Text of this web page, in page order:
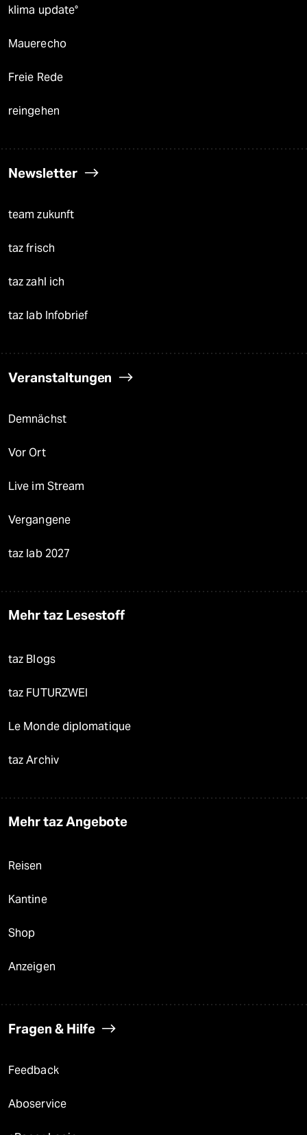
klima update°
Mauerecho
Freie Rede
reingehen
Newsletter
team zukunft
taz frisch
taz zahl ich
taz lab Infobrief
Veranstaltungen
Demnächst
Vor Ort
Live im Stream
Vergangene
taz lab 2027
Mehr taz Lesestoff
taz Blogs
taz FUTURZWEI
Le Monde diplomatique
taz Archiv
Mehr taz Angebote
Reisen
Kantine
Shop
Anzeigen
Fragen & Hilfe
Feedback
Aboservice